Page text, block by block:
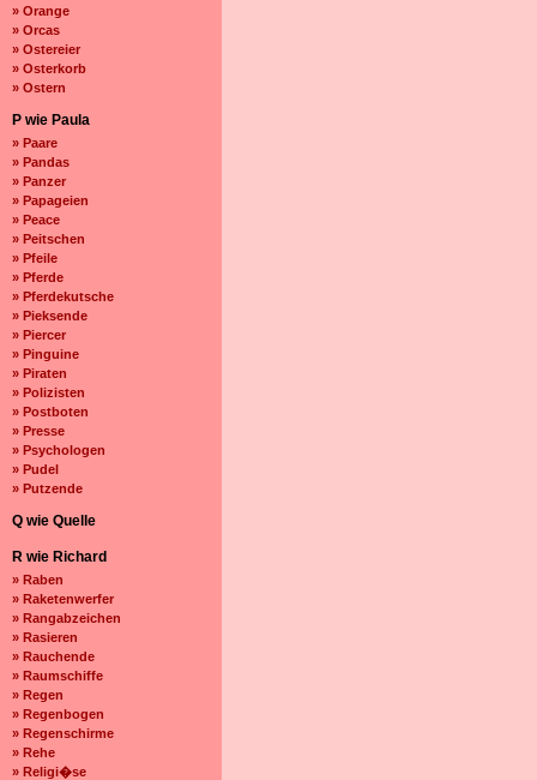
» Orange
» Orcas
» Ostereier
» Osterkorb
» Ostern
P wie Paula
» Paare
» Pandas
» Panzer
» Papageien
» Peace
» Peitschen
» Pfeile
» Pferde
» Pferdekutsche
» Pieksende
» Piercer
» Pinguine
» Piraten
» Polizisten
» Postboten
» Presse
» Psychologen
» Pudel
» Putzende
Q wie Quelle
R wie Richard
» Raben
» Raketenwerfer
» Rangabzeichen
» Rasieren
» Rauchende
» Raumschiffe
» Regen
» Regenbogen
» Regenschirme
» Rehe
» Religi�se